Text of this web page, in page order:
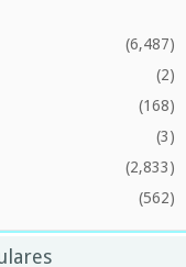
(6,487)
(2)
(168)
(3)
(2,833)
(562)